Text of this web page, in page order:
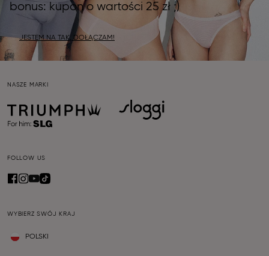
bonus: kupon o wartości 25 zł ;)
JESTEM NA TAK, DOŁĄCZAM!
NASZE MARKI
FOLLOW US
WYBIERZ SWÓJ KRAJ
POLSKI